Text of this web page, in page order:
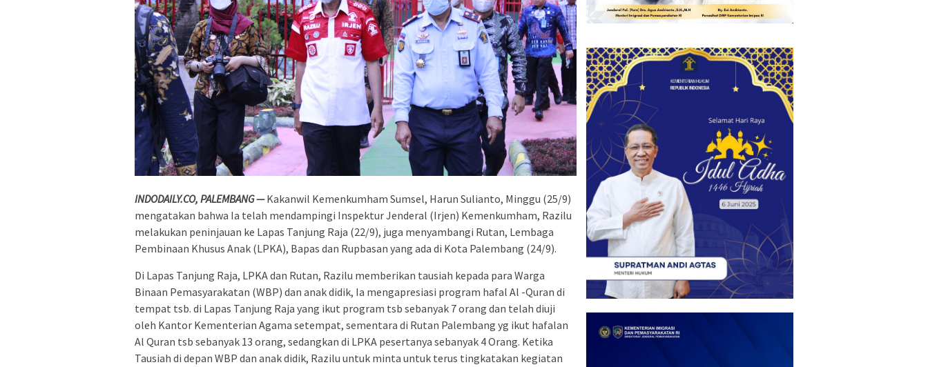
INDODAILY.CO, PALEMBANG — Kakanwil Kemenkumham Sumsel, Harun Sulianto, Minggu (25/9)
mengatakan bahwa Ia telah mendampingi Inspektur Jenderal (Irjen) Kemenkumham, Razilu
melakukan peninjauan ke Lapas Tanjung Raja (22/9), juga menyambangi Rutan, Lembaga
Pembinaan Khusus Anak (LPKA), Bapas dan Rupbasan yang ada di Kota Palembang (24/9).
Di Lapas Tanjung Raja, LPKA dan Rutan, Razilu memberikan tausiah kepada para Warga
Binaan Pemasyarakatan (WBP) dan anak didik, Ia mengapresiasi program hafal Al -Quran di
tempat tsb. di Lapas Tanjung Raja yang ikut program tsb sebanyak 7 orang dan telah diuji
oleh Kantor Kementerian Agama setempat, sementara di Rutan Palembang yg ikut hafalan
Al Quran tsb sebanyak 13 orang, sedangkan di LPKA pesertanya sebanyak 4 Orang. Ketika
Tausiah di depan WBP dan anak didik, Razilu untuk minta untuk terus tingkatakan kegiatan